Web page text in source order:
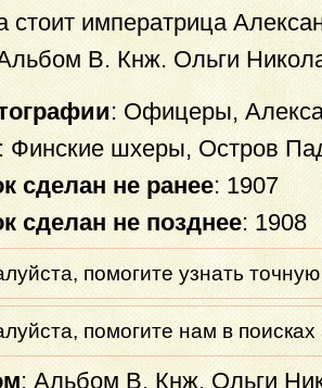
стоит императрица
В. Кнж. Ольги
: Офицеры,
: Финские шхеры, Остров
сделан не ранее: 1907
сделан не позднее: 1908
помогите узнать
помогите нам в поисках
: Альбом В. Кнж. Ольги